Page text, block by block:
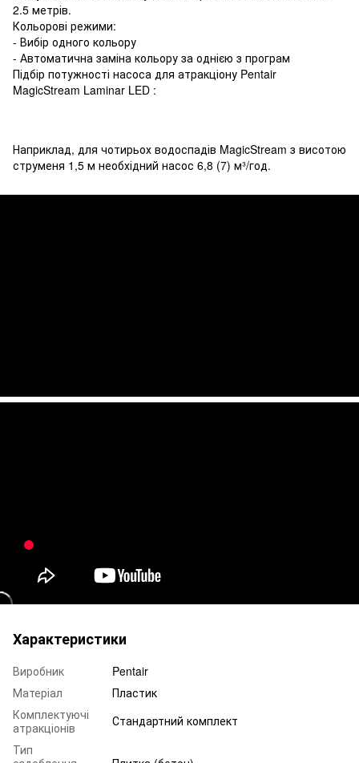
2.5 метрів.
Кольорові режими:
- Вибір одного кольору
- Автоматична заміна кольору за однією з програм
Підбір потужності насоса для атракціону Pentair
MagicStream Laminar LED :
Наприклад, для чотирьох водоспадів MagicStream з висотою
струменя 1,5 м необхідний насос 6,8 (7) м³/год.
Характеристики
Виробник
Pentair
Матеріал
Пластик
Комплектуючі
атракціонів
Стандартний комплект
Тип